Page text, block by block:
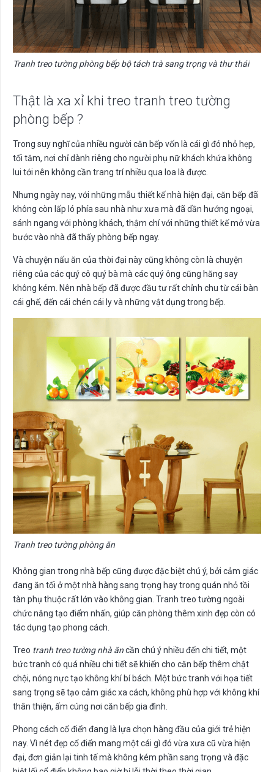
Tranh treo tường phòng bếp bộ tách trà sang trọng và thư thái
Thật là xa xỉ khi treo tranh treo tường
phòng bếp ?
Trong suy nghĩ của nhiều người căn bếp vốn là cái gì đó nhỏ hẹp,
tối tăm, nơi chỉ dành riêng cho người phụ nữ khách khứa không
lui tới nên không cần trang trí nhiều qua loa là được.
Nhưng ngày nay, với những mẫu thiết kế nhà hiện đại, căn bếp đã
không còn lấp ló phía sau nhà như xưa mà đã dần hướng ngoại,
sánh ngang với phòng khách, thậm chí với những thiết kế mở vừa
bước vào nhà đã thấy phòng bếp ngay.
Và chuyện nấu ăn của thời đại này cũng không còn là chuyện
riêng của các quý cô quý bà mà các quý ông cũng hăng say
không kém. Nên nhà bếp đã được đầu tư rất chỉnh chu từ cái bàn
cái ghế, đến cái chén cái ly và những vật dụng trong bếp.
Tranh treo tường phòng ăn
Không gian trong nhà bếp cũng được đặc biệt chú ý, bởi cảm giác
đang ăn tối ở một nhà hàng sang trọng hay trong quán nhỏ tồi
tàn phụ thuộc rất lớn vào không gian. Tranh treo tường ngoài
chức năng tạo điểm nhấn, giúp căn phòng thêm xinh đẹp còn có
tác dụng tạo phong cách.
Treo tranh treo tường nhà ăncần chú ý nhiều đến chi tiết, một
bức tranh có quá nhiều chi tiết sẽ khiến cho căn bếp thêm chật
chội, nóng nực tạo không khí bí bách. Một bức tranh với họa tiết
sang trọng sẽ tạo cảm giác xa cách, không phù hợp với không khí
thân thiện, ấm cúng nơi căn bếp gia đình.
Phong cách cổ điển đang là lựa chọn hàng đầu của giới trẻ hiện
nay. Vì nét đẹp cổ điển mang một cái gì đó vừa xưa cũ vừa hiện
đại, đơn giản lại tinh tế mà không kém phần sang trọng và đặc